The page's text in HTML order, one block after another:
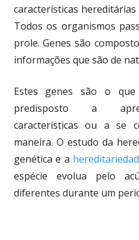
características
Todos os organismos
prole. Genes são
informações que são de
Estes genes são o
predisposto a
características ou a se
maneira. O estudo da
genética e a
espécie evolua pelo
diferentes durante um